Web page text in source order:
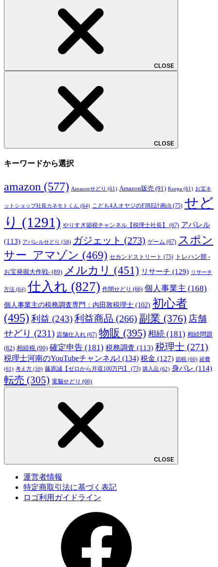
CLOSE
CLOSE
キーワードから選択
amazon (577) Amazonせどり (61) Amazon販売 (91) Keepa (61) お宝ネ
ットショップ社長カネモトくん (64) こども4人オヤジのFIRE計画ch (75) せど
り (1291) やりすぎ節税チャンネル【税理士社長】 (67) アパレル
(113) アパレルせどり (58) ガジェット (273) ゲーム (67) スポン
サー_アマゾン (469) セカンドストリート (75) トレハン部 -
お宝発掘大作戦- (89) メルカリ (451) リサーチ (129) リサーチ
方法 (64) 仕入れ (827) 作間せどり (66) 個人事業主 (168)
個人事業主の税務調査専門：内田敦税理士 (102) 初心者
(495) 利益 (243)利益商品 (266) 副業 (376) 店舗
せどり (231) 店舗仕入れ (67) 物販 (395) 相続 (181) 相続問題
(82) 相続税 (90) 確定申告 (181) 税務調査 (113) 税理士 (271)
税理士河南のYouTubeチャンネル! (134) 税金 (127) 節税 (60) 経費
(61) 考え方 (59) 藤原誠【ゼロから月収100万円】 (73) 購入品 (62) 身バレ (114)
転売 (305) 電脳せどり (66)
CLOSE
運営者情報
特定商取引法に基づく表記
ロゴ利用ガイドライン